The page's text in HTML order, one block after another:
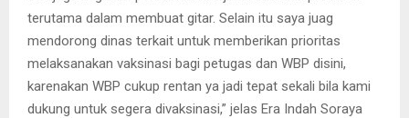
terutama dalam membuat gitar. Selain itu saya juag
mendorong dinas terkait untuk memberikan prioritas
melaksanakan vaksinasi bagi petugas dan WBP disini,
karenakan WBP cukup rentan ya jadi tepat sekali bila kami
dukung untuk segera divaksinasi,” jelas Era Indah Soraya